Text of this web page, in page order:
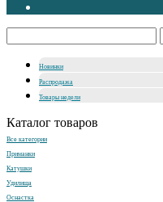
Новинки
Распродажа
Товары недели
Каталог товаров
Все категории
Приманки
Катушки
Удилища
Оснастка